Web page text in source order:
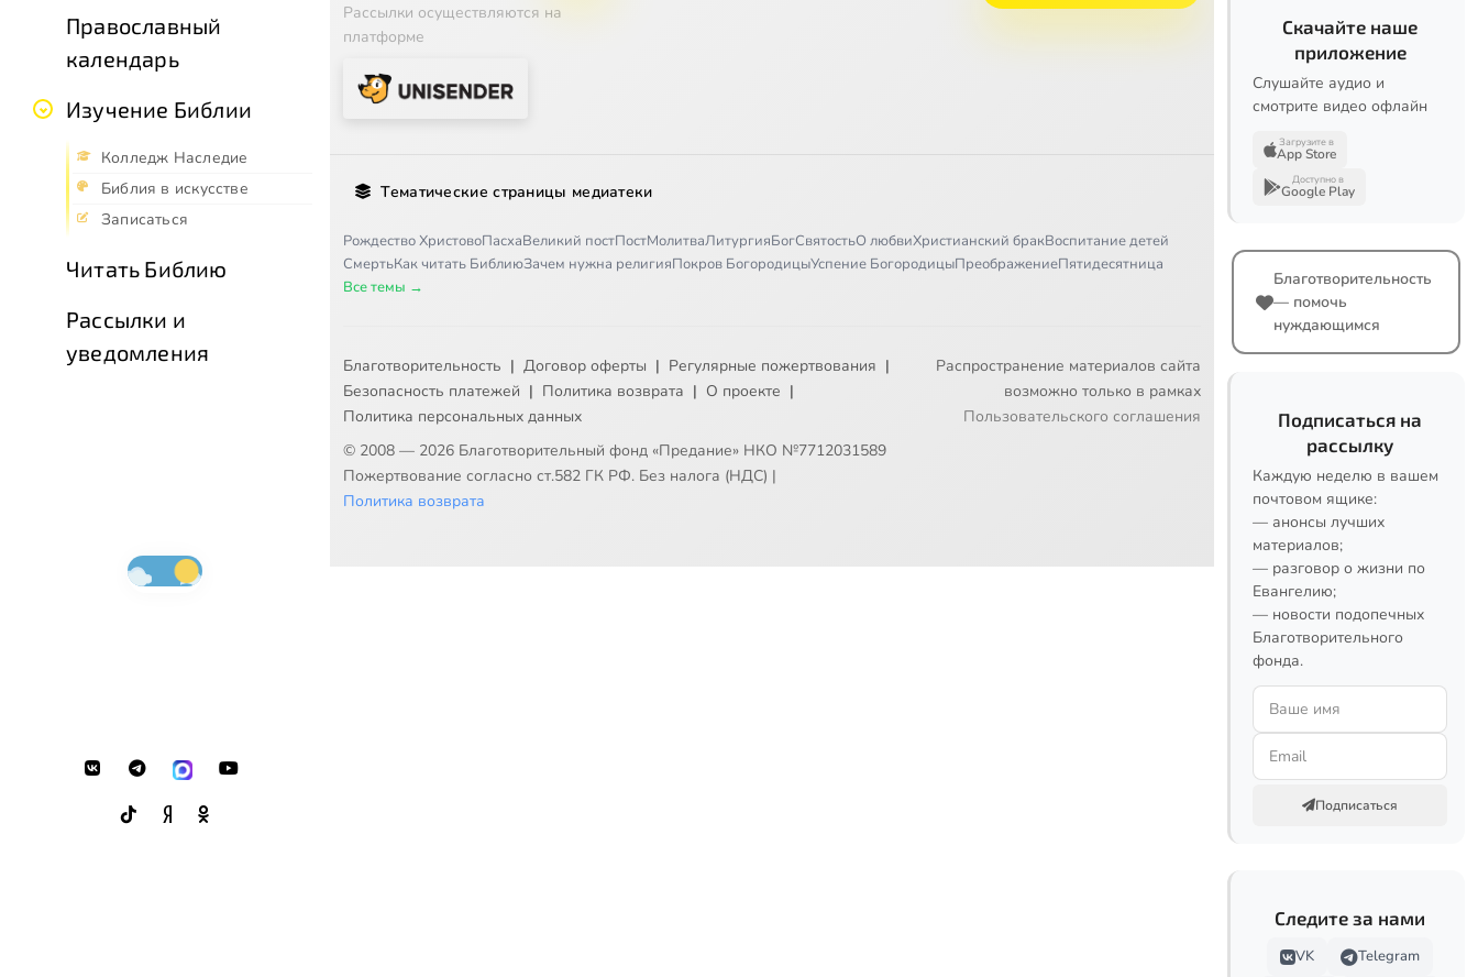
Православный
календарь
Изучение Библии
Колледж Наследие
Библия в искусстве
Записаться
Читать Библию
Рассылки и
уведомления
Рассылки осуществляются на
платформе
Тематические страницы медиатеки
Рождество ХристовоПасхаВеликий постПостМолитваЛитургияБогСвятостьО любвиХристианский бракВоспитание детей
СмертьКак читать БиблиюЗачем нужна религияПокров БогородицыУспение БогородицыПреображениеПятидесятница
Все темы →
Благотворительность | Договор оферты | Регулярные пожертвования |
Безопасность платежей | Политика возврата | О проекте |
Политика персональных данных
© 2008 — 2026 Благотворительный фонд «Предание» НКО №7712031589
Пожертвование согласно ст.582 ГК РФ. Без налога (НДС) |
Политика возврата
Распространение материалов сайта
возможно только в рамках
Пользовательского соглашения
Скачайте наше
приложение
Слушайте аудио и
смотрите видео офлайн
Загрузите в
App Store
Доступно в
Google Play
Благотворительность
— помочь
нуждающимся
Подписаться на
рассылку
Каждую неделю в вашем
почтовом ящике:
— анонсы лучших
материалов;
— разговор о жизни по
Евангелию;
— новости подопечных
Благотворительного
фонда.
Подписаться
Следите за нами
VK Telegram